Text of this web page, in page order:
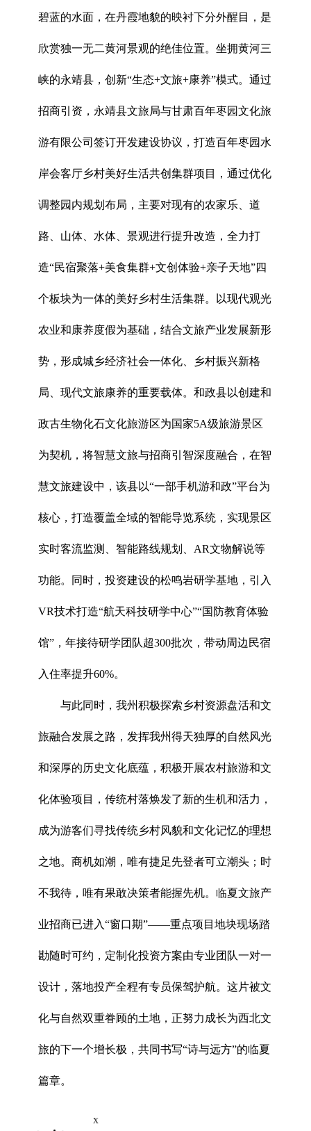
碧蓝的水面，在丹霞地貌的映衬下分外醒目，是
欣赏独一无二黄河景观的绝佳位置。坐拥黄河三
峡的永靖县，创新“生态+文旅+康养”模式。通过
招商引资，永靖县文旅局与甘肃百年枣园文化旅
游有限公司签订开发建设协议，打造百年枣园水
岸会客厅乡村美好生活共创集群项目，通过优化
调整园内规划布局，主要对现有的农家乐、道
路、山体、水体、景观进行提升改造，全力打
造“民宿聚落+美食集群+文创体验+亲子天地”四
个板块为一体的美好乡村生活集群。以现代观光
农业和康养度假为基础，结合文旅产业发展新形
势，形成城乡经济社会一体化、乡村振兴新格
局、现代文旅康养的重要载体。和政县以创建和
政古生物化石文化旅游区为国家5A级旅游景区
为契机，将智慧文旅与招商引智深度融合，在智
慧文旅建设中，该县以“一部手机游和政”平台为
核心，打造覆盖全域的智能导览系统，实现景区
实时客流监测、智能路线规划、AR文物解说等
功能。同时，投资建设的松鸣岩研学基地，引入
VR技术打造“航天科技研学中心”“国防教育体验
馆”，年接待研学团队超300批次，带动周边民宿
入住率提升60%。
与此同时，我州积极探索乡村资源盘活和文
旅融合发展之路，发挥我州得天独厚的自然风光
和深厚的历史文化底蕴，积极开展农村旅游和文
化体验项目，传统村落焕发了新的生机和活力，
成为游客们寻找传统乡村风貌和文化记忆的理想
之地。商机如潮，唯有捷足先登者可立潮头；时
不我待，唯有果敢决策者能握先机。临夏文旅产
业招商已进入“窗口期”——重点项目地块现场踏
勘随时可约，定制化投资方案由专业团队一对一
设计，落地投产全程有专员保驾护航。这片被文
化与自然双重眷顾的土地，正努力成长为西北文
旅的下一个增长极，共同书写“诗与远方”的临夏
篇章。
x